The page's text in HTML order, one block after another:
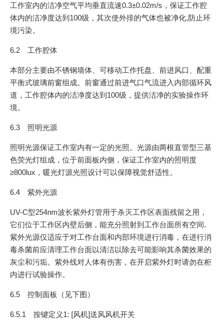
工作室内的洁净空气平均垂直流速0.3±0.02m/s，保证工作腔
体内的洁净度达到100级，其次使外排的气体也被净化,防止环
境污染。
6.2 工作腔体
本部分主要由不锈钢墙体、可移动工作托盘、前进风口、配重
平衡式玻璃前窗组成。前窗通过前进气口气流进入内部循环风
道，工作腔体内的洁净度达到100级，提供洁净的实验操作环
境。
6.3 照明光源
照明光源保证工作室内有一定的光照。光源由两根直管型三基
色荧光灯组成，位于前面板内侧，保证工作室内的照明度
≥800lux，暖光灯源光照设计可以保障视觉舒适性。
6.4 紫外光源
UV-C型254nm波长紫外灯管用于杀灭工作区表面残留之用，
它们位于工作区内壁后侧，能充分照射到工作台面所有空间.
紫外光源仅适应于对工作台面和内部环境进行消毒，在进行消
毒杀菌前应清理工作台面以清洁以除去可能影响其杀菌效果的
灰尘和污垢。紫外线对人体有伤害，在开启紫外灯时请勿在柜
内进行试验操作。
6.5 控制面板（见下图）
6.5.1 按键定义1: [风机]送风风机开关